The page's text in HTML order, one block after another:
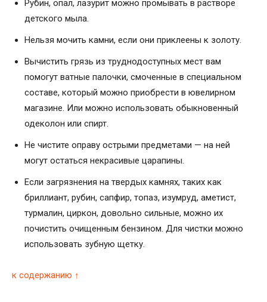
Рубин, опал, лазурит можно промывать в растворе
детского мыла.
Нельзя мочить камни, если они приклеены к золоту.
Вычистить грязь из труднодоступных мест вам
помогут ватные палочки, смоченные в специальном
составе, который можно приобрести в ювелирном
магазине. Или можно использовать обыкновенный
одеколон или спирт.
Не чистите оправу острыми предметами — на ней
могут остаться некрасивые царапины.
Если загрязнения на твердых камнях, таких как
бриллиант, рубин, сапфир, топаз, изумруд, аметист,
турмалин, циркон, довольно сильные, можно их
почистить очищенным бензином. Для чистки можно
использовать зубную щетку.
к содержанию ↑